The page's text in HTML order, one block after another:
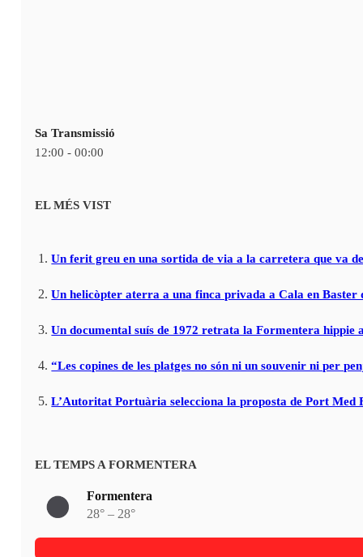
Sa Transmissió
12:00 - 00:00
EL MÉS VIST
Un ferit greu en una sortida de via a la carretera que va
Un helicòpter aterra a una finca privada a Cala en
Un documental suís de 1972 retrata la Formentera
“Les copines de les platges no són ni un souvenir ni per
L’Autoritat Portuària selecciona la proposta de Port
EL TEMPS A FORMENTERA
Formentera
28° – 28°